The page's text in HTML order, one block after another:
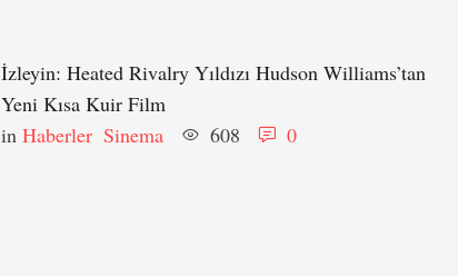
İzleyin: Heated Rivalry Yıldızı Hudson Williams’tan
Yeni Kısa Kuir Film
in Haberler Sinema 608 0